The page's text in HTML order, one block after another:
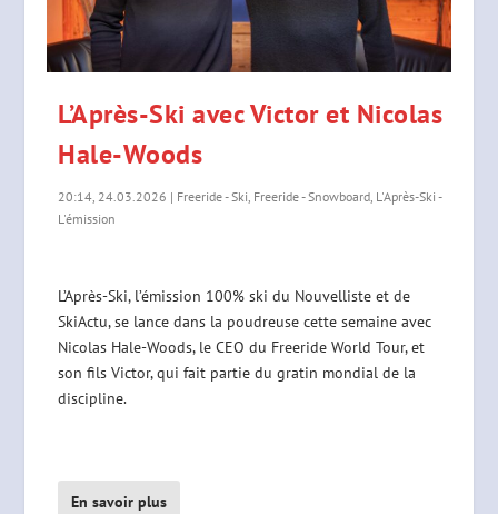
L’Après-Ski avec Victor et Nicolas
Hale-Woods
20:14, 24.03.2026 | Freeride - Ski, Freeride - Snowboard, L'Après-Ski -
L'émission
L’Après-Ski, l’émission 100% ski du Nouvelliste et de
SkiActu, se lance dans la poudreuse cette semaine avec
Nicolas Hale-Woods, le CEO du Freeride World Tour, et
son fils Victor, qui fait partie du gratin mondial de la
discipline.
En savoir plus